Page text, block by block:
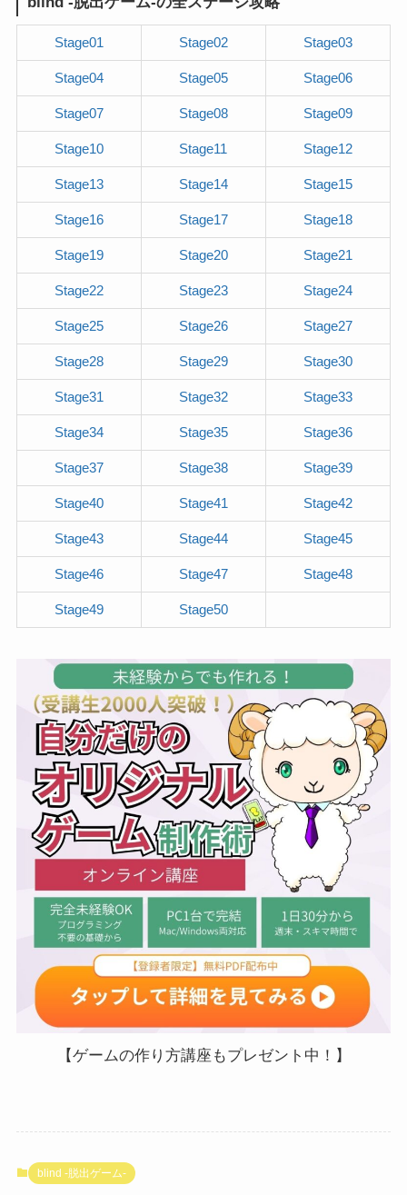
Stage01 Stage02 Stage03
Stage04 Stage05 Stage06
Stage07 Stage08 Stage09
Stage10 Stage11 Stage12
Stage13 Stage14 Stage15
Stage16 Stage17 Stage18
Stage19 Stage20 Stage21
Stage22 Stage23 Stage24
Stage25 Stage26 Stage27
Stage28 Stage29 Stage30
Stage31 Stage32 Stage33
Stage34 Stage35 Stage36
Stage37 Stage38 Stage39
Stage40 Stage41 Stage42
Stage43 Stage44 Stage45
Stage46 Stage47 Stage48
Stage49 Stage50
【ゲームの作り方講座もプレゼント中！】
blind -脱出ゲーム-